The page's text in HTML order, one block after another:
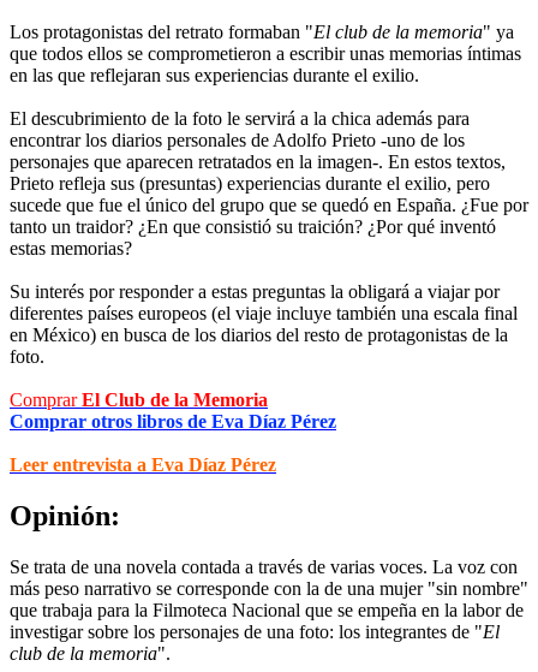
Los protagonistas del retrato formaban "El club de la memoria" ya
que todos ellos se comprometieron a escribir unas memorias íntimas
en las que reflejaran sus experiencias durante el exilio.
El descubrimiento de la foto le servirá a la chica además para
encontrar los diarios personales de Adolfo Prieto -uno de los
personajes que aparecen retratados en la imagen-. En estos textos,
Prieto refleja sus (presuntas) experiencias durante el exilio, pero
sucede que fue el único del grupo que se quedó en España. ¿Fue por
tanto un traidor? ¿En que consistió su traición? ¿Por qué inventó
estas memorias?
Su interés por responder a estas preguntas la obligará a viajar por
diferentes países europeos (el viaje incluye también una escala final
en México) en busca de los diarios del resto de protagonistas de la
foto.
ComprarEl Club de la Memoria
Comprar otros libros de Eva Díaz Pérez
Leer entrevista a Eva Díaz Pérez
Opinión:
Se trata de una novela contada a través de varias voces. La voz con
más peso narrativo se corresponde con la de una mujer "sin nombre"
que trabaja para la Filmoteca Nacional que se empeña en la labor de
investigar sobre los personajes de una foto: los integrantes de "El
club de la memoria".